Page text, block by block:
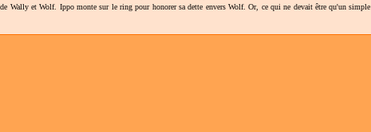
Wally et Wolf. Ippo monte sur le ring pour honorer sa dette envers Wolf. Or, ce qui ne devait être qu'un simple